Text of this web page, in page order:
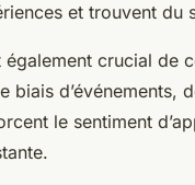
et trouvent du
également crucial de
biais d’événements,
le sentiment